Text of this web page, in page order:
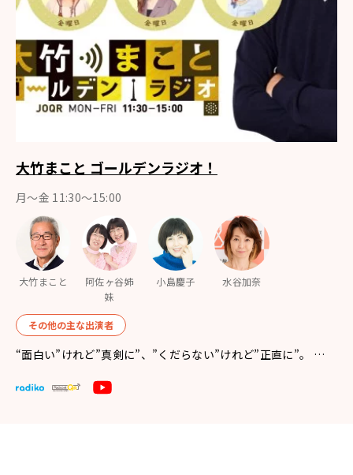
大竹まこと ゴールデンラジオ！
月〜金 11:30～15:00
大竹まこと
阿佐ヶ谷姉
妹
小島慶子 水谷加奈
その他の主な出演者
“面白い”けれど”真剣に”、”くだらない”けれど”正直に”。 …